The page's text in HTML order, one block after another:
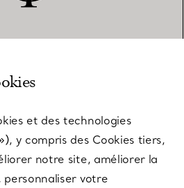
et des technologies
y compris des Cookies tiers,
notre site, améliorer la
votre